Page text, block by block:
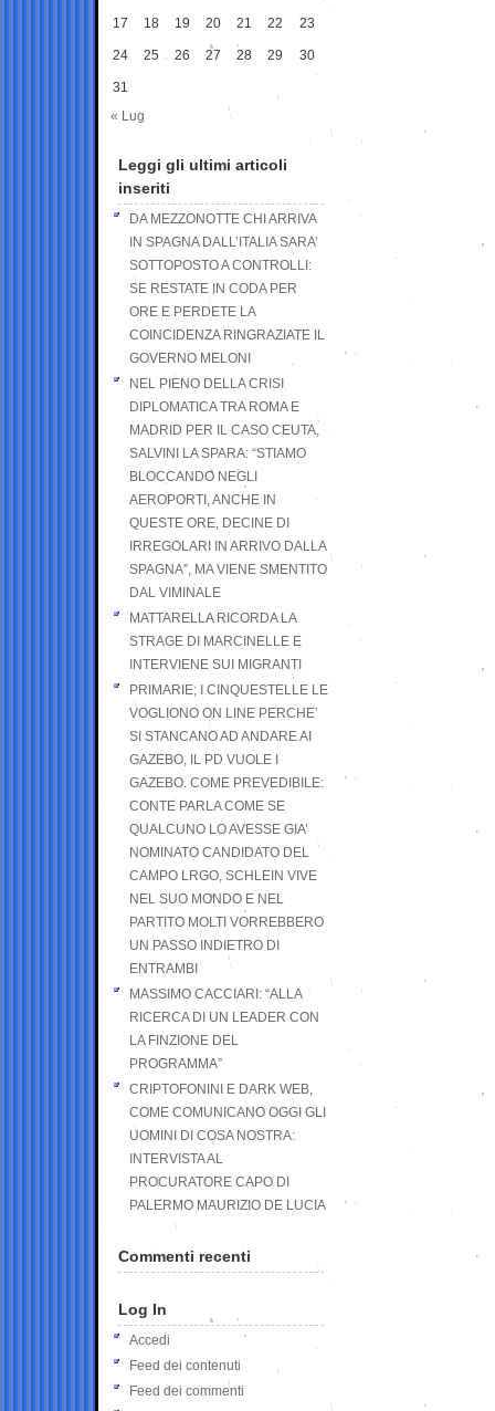
17 18 19 20 21 22 23
24 25 26 27 28 29 30
31
« Lug
Leggi gli ultimi articoli
inseriti
DA MEZZONOTTE CHI ARRIVA
IN SPAGNA DALL’ITALIA SARA’
SOTTOPOSTO A CONTROLLI:
SE RESTATE IN CODA PER
ORE E PERDETE LA
COINCIDENZA RINGRAZIATE IL
GOVERNO MELONI
NEL PIENO DELLA CRISI
DIPLOMATICA TRA ROMA E
MADRID PER IL CASO CEUTA,
SALVINI LA SPARA: “STIAMO
BLOCCANDO NEGLI
AEROPORTI, ANCHE IN
QUESTE ORE, DECINE DI
IRREGOLARI IN ARRIVO DALLA
SPAGNA”, MA VIENE SMENTITO
DAL VIMINALE
MATTARELLA RICORDA LA
STRAGE DI MARCINELLE E
INTERVIENE SUI MIGRANTI
PRIMARIE; I CINQUESTELLE LE
VOGLIONO ON LINE PERCHE’
SI STANCANO AD ANDARE AI
GAZEBO, IL PD VUOLE I
GAZEBO. COME PREVEDIBILE:
CONTE PARLA COME SE
QUALCUNO LO AVESSE GIA’
NOMINATO CANDIDATO DEL
CAMPO LRGO, SCHLEIN VIVE
NEL SUO MONDO E NEL
PARTITO MOLTI VORREBBERO
UN PASSO INDIETRO DI
ENTRAMBI
MASSIMO CACCIARI: “ALLA
RICERCA DI UN LEADER CON
LA FINZIONE DEL
PROGRAMMA”
CRIPTOFONINI E DARK WEB,
COME COMUNICANO OGGI GLI
UOMINI DI COSA NOSTRA:
INTERVISTA AL
PROCURATORE CAPO DI
PALERMO MAURIZIO DE LUCIA
Commenti recenti
Log In
Accedi
Feed dei contenuti
Feed dei commenti